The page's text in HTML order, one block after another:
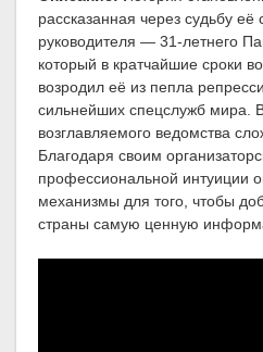
рассказанная через судьбу
руководителя — 31-летнего
который в кратчайшие сроки
возродил её из пепла
сильнейших спецслужб мира.
возглавляемого ведомства
Благодаря своим
профессиональной интуиции
механизмы для того, чтобы
страны самую ценную